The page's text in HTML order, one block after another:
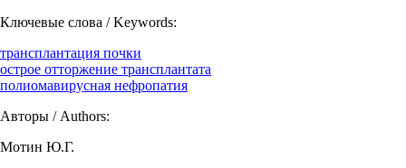
Ключевые слова / Keywords:
трансплантация почки
острое отторжение трансплантата
полиомавирусная нефропатия
Авторы / Authors:
Мотин Ю.Г.